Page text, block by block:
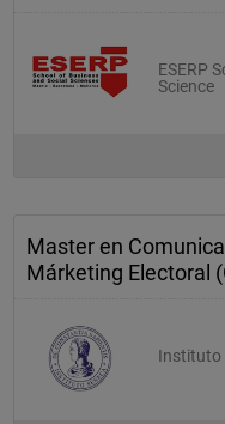
ESERP
Science
Master en
Márketing Electoral
Instituto